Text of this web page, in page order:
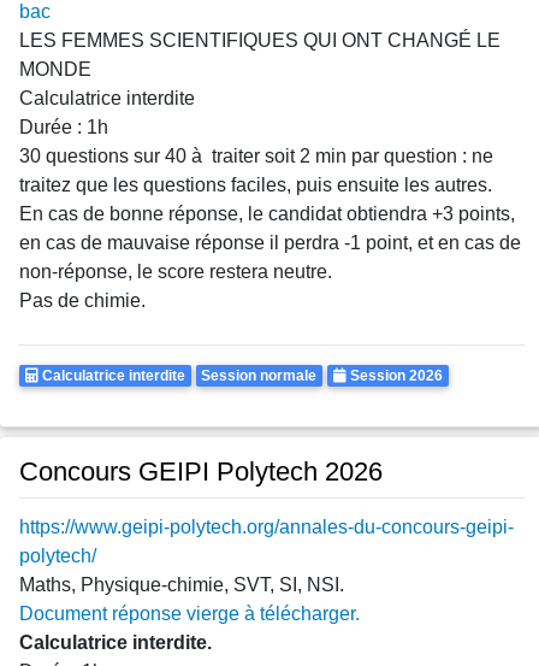
bac
LES FEMMES SCIENTIFIQUES QUI ONT CHANGÉ LE
MONDE
Calculatrice interdite
Durée : 1h
30 questions sur 40 à traiter soit 2 min par question : ne
traitez que les questions faciles, puis ensuite les autres.
En cas de bonne réponse, le candidat obtiendra +3 points,
en cas de mauvaise réponse il perdra -1 point, et en cas de
non-réponse, le score restera neutre.
Pas de chimie.
Calculatrice
Calculatrice interdite Rattrapages
Session normale Annee
Session 2026
Concours GEIPI Polytech 2026
https://www.geipi-polytech.org/annales-du-concours-geipi-
polytech/
Maths, Physique-chimie, SVT, SI, NSI.
Document réponse vierge à télécharger.
Calculatrice interdite.